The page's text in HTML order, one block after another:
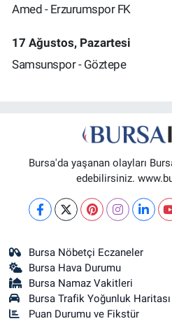
Amed - Erzurumspor FK
17 Ağustos, Pazartesi
Samsunspor - Göztepe
Bursa'da yaşanan olayları
edebilirsiniz.
Bursa Nöbetçi Eczaneler
Bursa Hava Durumu
Bursa Namaz Vakitleri
Bursa Trafik Yoğunluk Haritası
Puan Durumu ve Fikstür